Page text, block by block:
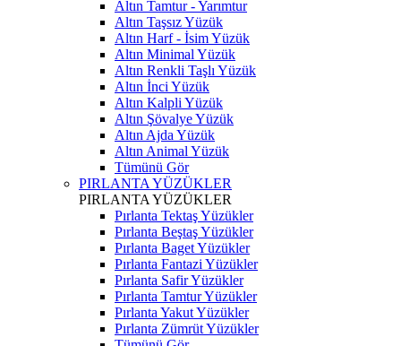
Altın Tamtur - Yarımtur
Altın Taşsız Yüzük
Altın Harf - İsim Yüzük
Altın Minimal Yüzük
Altın Renkli Taşlı Yüzük
Altın İnci Yüzük
Altın Kalpli Yüzük
Altın Şövalye Yüzük
Altın Ajda Yüzük
Altın Animal Yüzük
Tümünü Gör
PIRLANTA YÜZÜKLER
PIRLANTA YÜZÜKLER
Pırlanta Tektaş Yüzükler
Pırlanta Beştaş Yüzükler
Pırlanta Baget Yüzükler
Pırlanta Fantazi Yüzükler
Pırlanta Safir Yüzükler
Pırlanta Tamtur Yüzükler
Pırlanta Yakut Yüzükler
Pırlanta Zümrüt Yüzükler